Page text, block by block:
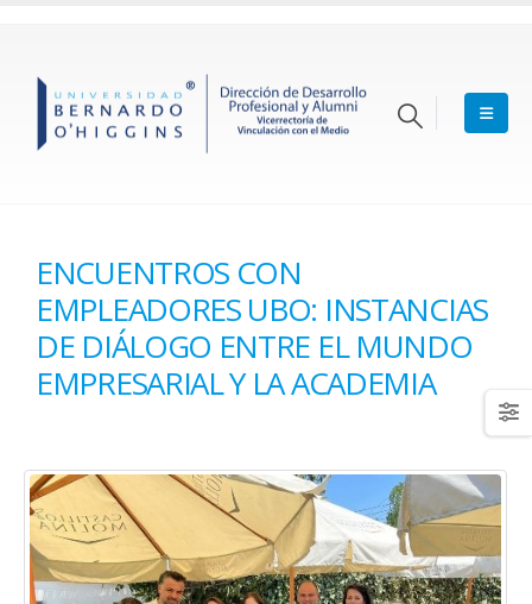
ENCUENTROS CON
EMPLEADORES UBO: INSTANCIAS
DE DIÁLOGO ENTRE EL MUNDO
EMPRESARIAL Y LA ACADEMIA